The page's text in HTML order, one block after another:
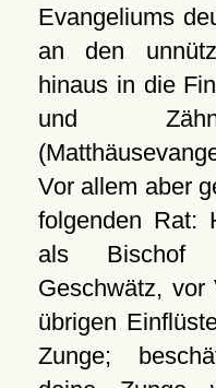
Evangeliums
an den
hinaus in die
und
Vor allem aber
folgenden Rat:
als Bischof
Geschwätz, vor
übrigen
Zunge;